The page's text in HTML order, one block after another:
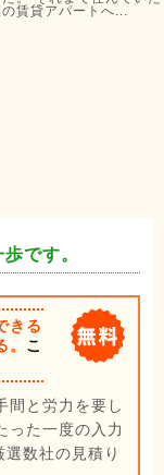
賃貸アパートへ...
です。
きる
こ
間と労力を要し
った一度の入力
数社の見積り